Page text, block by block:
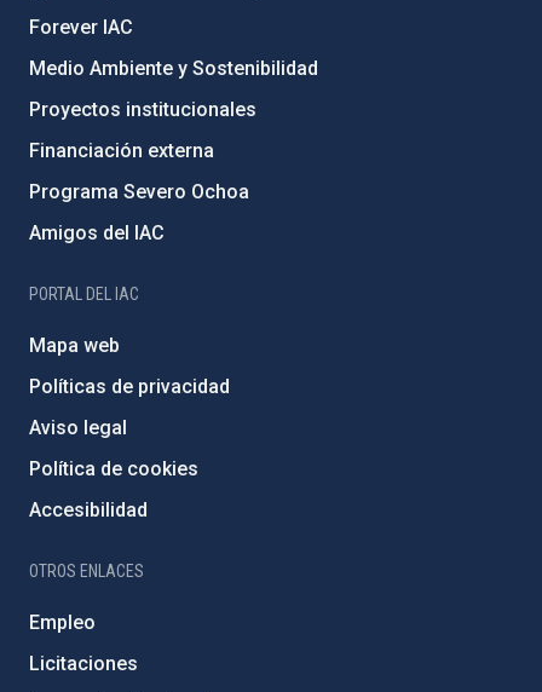
Forever IAC
Medio Ambiente y Sostenibilidad
Proyectos institucionales
Financiación externa
Programa Severo Ochoa
Amigos del IAC
PORTAL DEL IAC
Mapa web
Políticas de privacidad
Aviso legal
Política de cookies
Accesibilidad
OTROS ENLACES
Empleo
Licitaciones